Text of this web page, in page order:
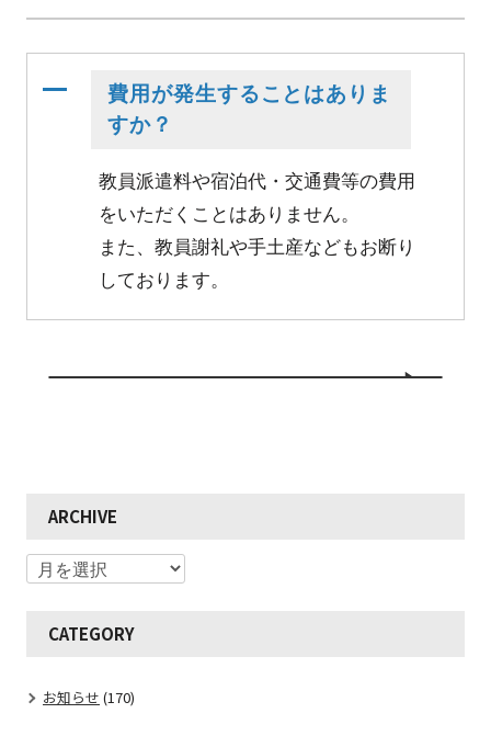
A
費用が発生することはありま
すか？
教員派遣料や宿泊代・交通費等の費用
をいただくことはありません。
また、教員謝礼や手土産などもお断り
しております。
ARCHIVE
CATEGORY
お知らせ (170)